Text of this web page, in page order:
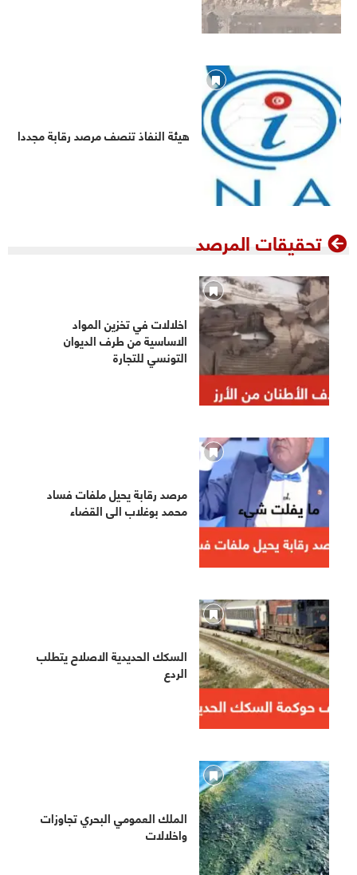
هيئة النفاذ تنصف مرصد رقابة مجددا
تحقيقات المرصد
اخلالات في تخزين المواد
الاساسية من طرف الديوان
التونسي للتجارة
مرصد رقابة يحيل ملفات فساد
محمد بوغلاب الى القضاء
السكك الحديدية الاصلاح يتطلب
الردع
الملك العمومي البحري تجاوزات
واخلالات